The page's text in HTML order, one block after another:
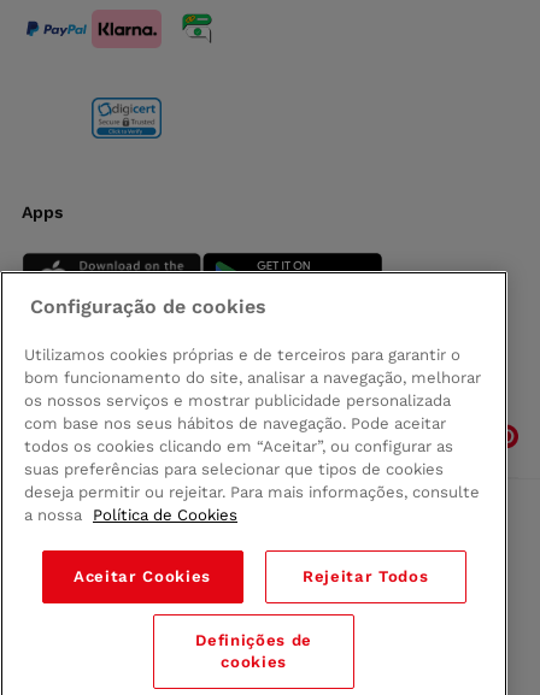
Apps
Siga-nos
Comprar na Madeira
Política de privacidad
Termos e Condições
Configuração de cookies
Utilizamos cookies próprias e de terceiros para garantir o
bom funcionamento do site, analisar a navegação, melhorar
os nossos serviços e mostrar publicidade personalizada
com base nos seus hábitos de navegação. Pode aceitar
todos os cookies clicando em “Aceitar”, ou configurar as
suas preferências para selecionar que tipos de cookies
deseja permitir ou rejeitar. Para mais informações, consulte
a nossa
Política de Cookies
Aceitar Cookies Rejeitar Todos
Definições de
cookies